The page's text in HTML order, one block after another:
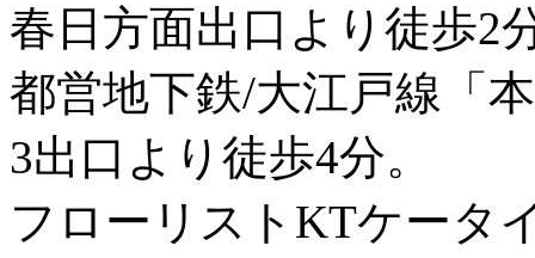
春日方面出口より徒歩2
都営地下鉄/大江戸線「
3出口より徒歩4分。
フローリストKTケータ